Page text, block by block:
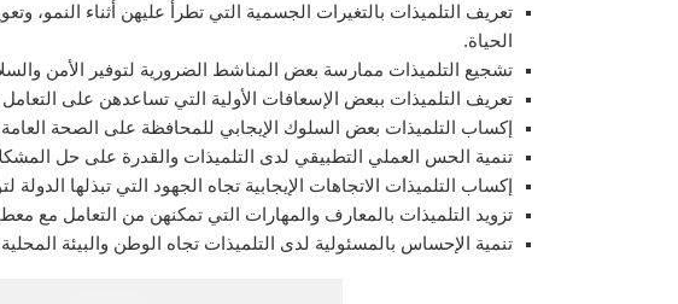
تعريف التلميذات بالتغيرات الجسمية التي تطرأ عليهن أثناء النمو،
الحياة.
تشجيع التلميذات ممارسة بعض المناشط الضرورية لتوفير الأمن
تعريف التلميذات ببعض الإسعافات الأولية التي تساعدهن على
إكساب التلميذات بعض السلوك الإيجابي للمحافظة على الصحة
تنمية الحس العملي التطبيقي لدى التلميذات والقدرة على حل
إكساب التلميذات الاتجاهات الإيجابية تجاه الجهود التي تبذلها
تزويد التلميذات بالمعارف والمهارات التي تمكنهن من التعامل مع
تنمية الإحساس بالمسئولية لدى التلميذات تجاه الوطن والبيئة